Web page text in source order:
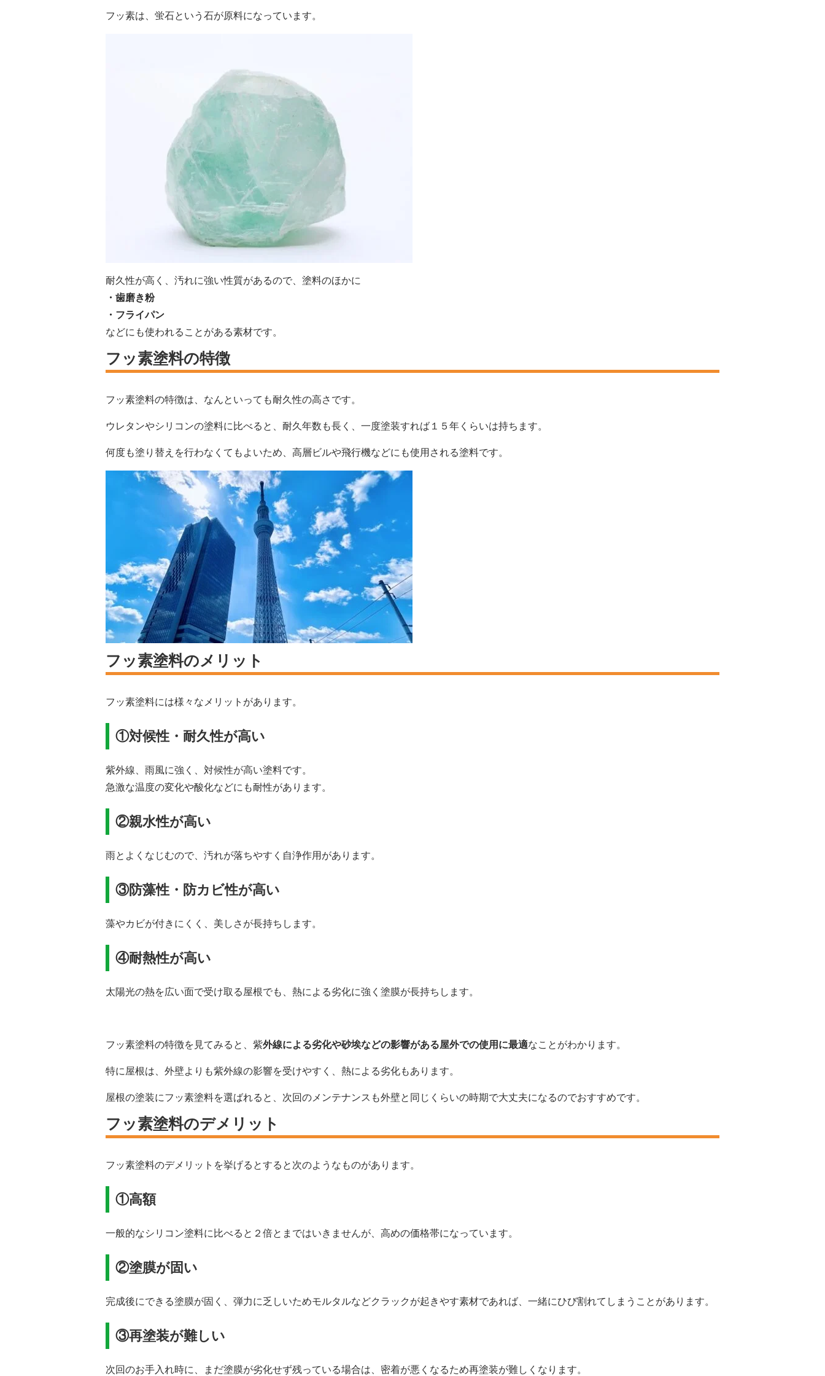
フッ素は、蛍石という石が原料になっています。
耐久性が高く、汚れに強い性質があるので、塗料のほかに
・歯磨き粉
・フライパン
などにも使われることがある素材です。
フッ素塗料の特徴
フッ素塗料の特徴は、なんといっても耐久性の高さです。
ウレタンやシリコンの塗料に比べると、耐久年数も長く、一度塗装すれば１５年くらいは持ちます。
何度も塗り替えを行わなくてもよいため、高層ビルや飛行機などにも使用される塗料です。
フッ素塗料のメリット
フッ素塗料には様々なメリットがあります。
①対候性・耐久性が高い
紫外線、雨風に強く、対候性が高い塗料です。
急激な温度の変化や酸化などにも耐性があります。
②親水性が高い
雨とよくなじむので、汚れが落ちやすく自浄作用があります。
③防藻性・防カビ性が高い
藻やカビが付きにくく、美しさが長持ちします。
④耐熱性が高い
太陽光の熱を広い面で受け取る屋根でも、熱による劣化に強く塗膜が長持ちします。
フッ素塗料の特徴を見てみると、紫外線による劣化や砂埃などの影響がある屋外での使用に最適なことがわかります。
特に屋根は、外壁よりも紫外線の影響を受けやすく、熱による劣化もあります。
屋根の塗装にフッ素塗料を選ばれると、次回のメンテナンスも外壁と同じくらいの時期で大丈夫になるのでおすすめです。
フッ素塗料のデメリット
フッ素塗料のデメリットを挙げるとすると次のようなものがあります。
①高額
一般的なシリコン塗料に比べると２倍とまではいきませんが、高めの価格帯になっています。
②塗膜が固い
完成後にできる塗膜が固く、弾力に乏しいためモルタルなどクラックが起きやす素材であれば、一緒にひび割れてしまうことがあります。
③再塗装が難しい
次回のお手入れ時に、まだ塗膜が劣化せず残っている場合は、密着が悪くなるため再塗装が難しくなります。